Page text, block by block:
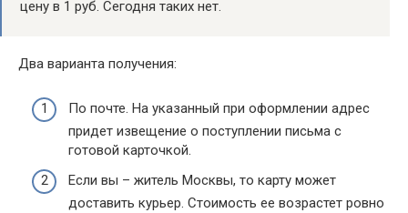
цену в 1 руб. Сегодня таких нет.
Два варианта получения:
По почте. На указанный при оформлении адрес
придет извещение о поступлении письма с
готовой карточкой.
Если вы – житель Москвы, то карту может
доставить курьер. Стоимость ее возрастет ровно